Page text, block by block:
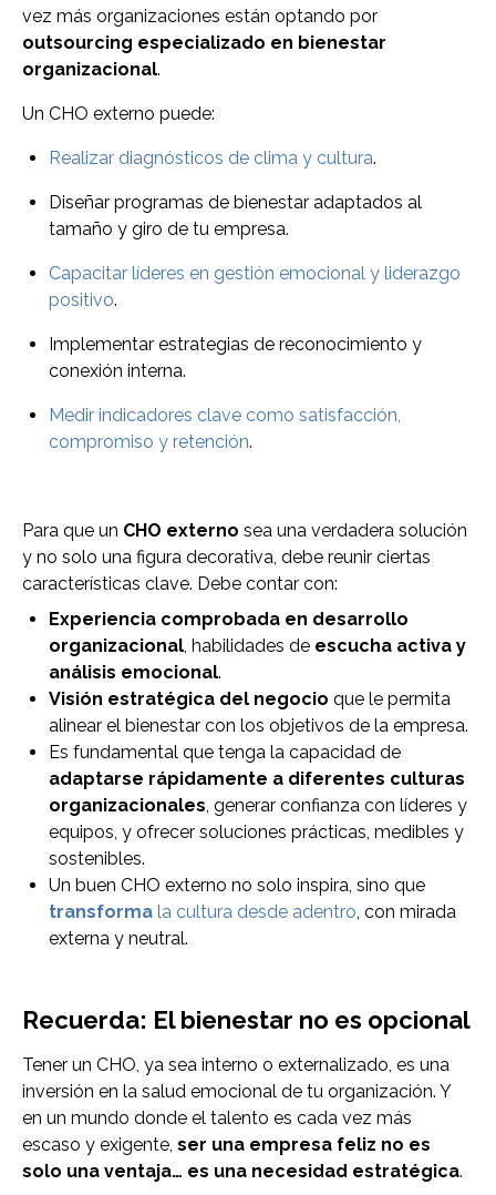
vez más organizaciones están optando por
outsourcing especializado en bienestar
organizacional.
Un CHO externo puede:
Realizar diagnósticos de clima y cultura.
Diseñar programas de bienestar adaptados al
tamaño y giro de tu empresa.
Capacitar líderes en gestión emocional y liderazgo
positivo.
Implementar estrategias de reconocimiento y
conexión interna.
Medir indicadores clave como satisfacción,
compromiso y retención.
Para que un CHO externo sea una verdadera solución
y no solo una figura decorativa, debe reunir ciertas
características clave. Debe contar con:
Experiencia comprobada en desarrollo
organizacional, habilidades de escucha activa y
análisis emocional.
Visión estratégica del negocio que le permita
alinear el bienestar con los objetivos de la empresa.
Es fundamental que tenga la capacidad de
adaptarse rápidamente a diferentes culturas
organizacionales, generar confianza con líderes y
equipos, y ofrecer soluciones prácticas, medibles y
sostenibles.
Un buen CHO externo no solo inspira, sino que
transforma la cultura desde adentro, con mirada
externa y neutral.
Recuerda: El bienestar no es opcional
Tener un CHO, ya sea interno o externalizado, es una
inversión en la salud emocional de tu organización. Y
en un mundo donde el talento es cada vez más
escaso y exigente, ser una empresa feliz no es
solo una ventaja… es una necesidad estratégica.